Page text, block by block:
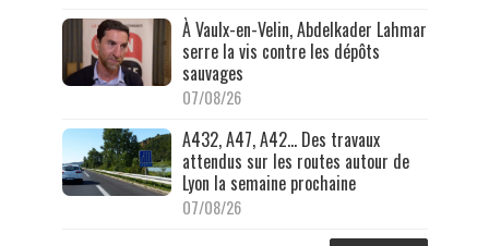
À Vaulx-en-Velin, Abdelkader Lahmar
serre la vis contre les dépôts
sauvages
07/08/26
A432, A47, A42… Des travaux
attendus sur les routes autour de
Lyon la semaine prochaine
07/08/26